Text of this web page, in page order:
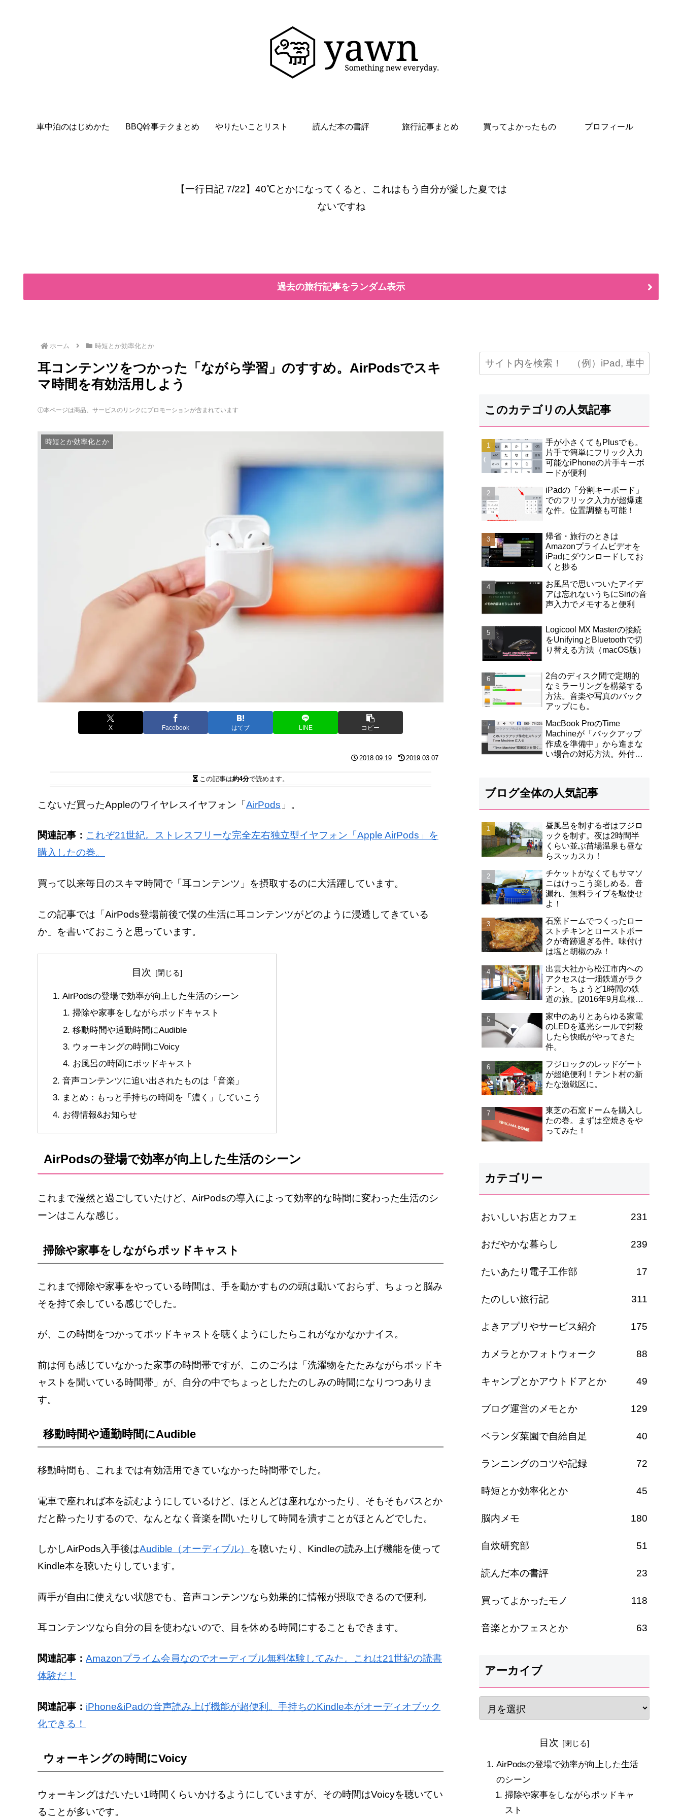
車中泊のはじめかた BBQ幹事テクまとめ やりたいことリスト 読んだ本の書評 旅行記事まとめ 買ってよかったもの プロフィール
【一行日記 7/22】40℃とかになってくると、これはもう自分が愛した夏では
ないですね
過去の旅行記事をランダム表示
ホーム 時短とか効率化とか
耳コンテンツをつかった「ながら学習」のすすめ。AirPodsでスキ
マ時間を有効活用しよう
ⓘ本ページは商品、サービスのリンクにプロモーションが含まれています
時短とか効率化とか
X Facebook はてブ LINE コピー
2018.09.19 2019.03.07
この記事は約4分で読めます。
こないだ買ったAppleのワイヤレスイヤフォン「AirPods 」。
関連記事： これぞ21世紀。ストレスフリーな完全左右独立型イヤフォン「Apple AirPods」を
購入したの巻。
買って以来毎日のスキマ時間で「耳コンテンツ」を摂取するのに大活躍しています。
この記事では「AirPods登場前後で僕の生活に耳コンテンツがどのように浸透してきている
か」を書いておこうと思っています。
目次
AirPodsの登場で効率が向上した生活のシーン
掃除や家事をしながらポッドキャスト
移動時間や通勤時間にAudible
ウォーキングの時間にVoicy
お風呂の時間にポッドキャスト
音声コンテンツに追い出されたものは「音楽」
まとめ：もっと手持ちの時間を「濃く」していこう
お得情報&お知らせ
AirPodsの登場で効率が向上した生活のシーン
これまで漫然と過ごしていたけど、AirPodsの導入によって効率的な時間に変わった生活のシ
ーンはこんな感じ。
掃除や家事をしながらポッドキャスト
これまで掃除や家事をやっている時間は、手を動かすものの頭は動いておらず、ちょっと脳み
そを持て余している感じでした。
が、この時間をつかってポッドキャストを聴くようにしたらこれがなかなかナイス。
前は何も感じていなかった家事の時間帯ですが、このごろは「洗濯物をたたみながらポッドキ
ャストを聞いている時間帯」が、自分の中でちょっとしたたのしみの時間になりつつありま
す。
移動時間や通勤時間にAudible
移動時間も、これまでは有効活用できていなかった時間帯でした。
電車で座れれば本を読むようにしているけど、ほとんどは座れなかったり、そもそもバスとか
だと酔ったりするので、なんとなく音楽を聞いたりして時間を潰すことがほとんどでした。
しかしAirPods入手後はAudible（オーディブル） を聴いたり、Kindleの読み上げ機能を使って
Kindle本を聴いたりしています。
両手が自由に使えない状態でも、音声コンテンツなら効果的に情報が摂取できるので便利。
耳コンテンツなら自分の目を使わないので、目を休める時間にすることもできます。
関連記事： Amazonプライム会員なのでオーディブル無料体験してみた。これは21世紀の読書
体験だ！
関連記事： iPhone&iPadの音声読み上げ機能が超便利。手持ちのKindle本がオーディオブック
化できる！
ウォーキングの時間にVoicy
ウォーキングはだいたい1時間くらいかけるようにしていますが、その時間はVoicyを聴いてい
ることが多いです。
このカテゴリの人気記事
手が小さくてもPlusでも。
片手で簡単にフリック入力
可能なiPhoneの片手キーボ
ードが便利
iPadの「分割キーボード」
でのフリック入力が超爆速
な件。位置調整も可能！
帰省・旅行のときは
Amazonプライムビデオを
iPadにダウンロードしてお
くと捗る
お風呂で思いついたアイデ
アは忘れないうちにSiriの音
声入力でメモすると便利
Logicool MX Masterの接続
をUnifyingとBluetoothで切
り替える方法（macOS版）
2台のディスク間で定期的
なミラーリングを構築する
方法。音楽や写真のバック
アップにも。
MacBook ProのTime
Machineが「バックアップ
作成を準備中」から進まな
い場合の対応方法。外付け
ブログ全体の人気記事
昼風呂を制する者はフジロ
ックを制す。夜は2時間半
くらい並ぶ苗場温泉も昼な
らスッカスカ！
チケットがなくてもサマソ
ニはけっこう楽しめる。音
漏れ、無料ライブを駆使せ
よ！
石窯ドームでつくったロー
ストチキンとローストポー
クが奇跡過ぎる件。味付け
は塩と胡椒のみ！
出雲大社から松江市内への
アクセスは一畑鉄道がラク
チン。ちょうど1時間の鉄
道の旅。[2016年9月島根旅
家中のありとあらゆる家電
のLEDを遮光シールで封殺
したら快眠がやってきた
件。
フジロックのレッドゲート
が超絶便利！テント村の新
たな激戦区に。
東芝の石窯ドームを購入し
たの巻。まずは空焼きをや
ってみた！
カテゴリー
おいしいお店とカフェ 231
おだやかな暮らし 239
たいあたり電子工作部 17
たのしい旅行記 311
よきアプリやサービス紹介 175
カメラとかフォトウォーク 88
キャンプとかアウトドアとか 49
ブログ運営のメモとか 129
ベランダ菜園で自給自足 40
ランニングのコツや記録 72
時短とか効率化とか 45
脳内メモ 180
自炊研究部 51
読んだ本の書評 23
買ってよかったモノ 118
音楽とかフェスとか 63
アーカイブ
目次
AirPodsの登場で効率が向上した生活
のシーン
掃除や家事をしながらポッドキャ
スト